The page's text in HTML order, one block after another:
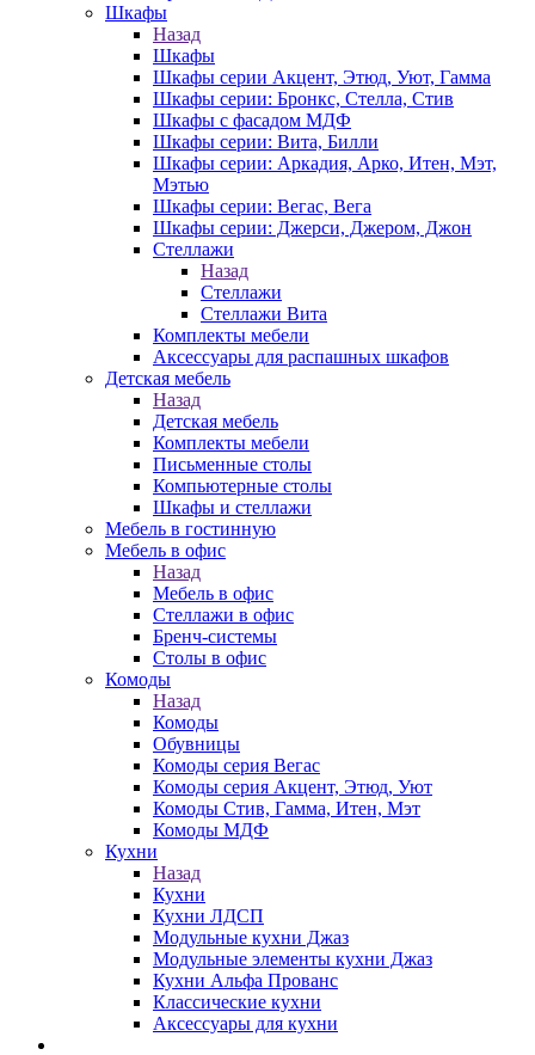
Шкафы
Назад
Шкафы
Шкафы серии Акцент, Этюд, Уют, Гамма
Шкафы серии: Бронкс, Стелла, Стив
Шкафы с фасадом МДФ
Шкафы серии: Вита, Билли
Шкафы серии: Аркадия, Арко, Итен, Мэт,
Мэтью
Шкафы серии: Вегас, Вега
Шкафы серии: Джерси, Джером, Джон
Стеллажи
Назад
Стеллажи
Стеллажи Вита
Комплекты мебели
Аксессуары для распашных шкафов
Детская мебель
Назад
Детская мебель
Комплекты мебели
Письменные столы
Компьютерные столы
Шкафы и стеллажи
Мебель в гостинную
Мебель в офис
Назад
Мебель в офис
Стеллажи в офис
Бренч-системы
Столы в офис
Комоды
Назад
Комоды
Обувницы
Комоды серия Вегас
Комоды серия Акцент, Этюд, Уют
Комоды Стив, Гамма, Итен, Мэт
Комоды МДФ
Кухни
Назад
Кухни
Кухни ЛДСП
Модульные кухни Джаз
Модульные элементы кухни Джаз
Кухни Альфа Прованс
Классические кухни
Аксессуары для кухни